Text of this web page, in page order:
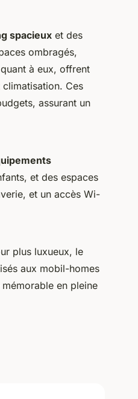
spacieux et des
ombragés,
à eux, offrent
Ces
assurant un
et des espaces
et un accès Wi-
plus luxueux, le
aux mobil-homes
en pleine